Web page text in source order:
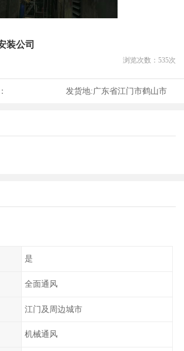
装公司
浏览次数： 535次
发货地:广东省江门市鹤山市
是
全面通风
江门及周边城市
机械通风